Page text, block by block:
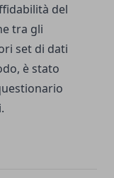
del
tra gli
set di dati
è stato